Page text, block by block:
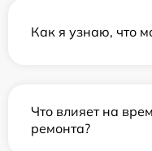
Как я узнаю, что
Что влияет на
ремонта?